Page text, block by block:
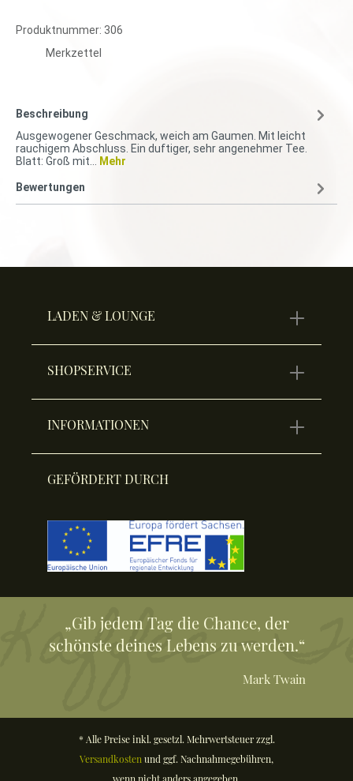
Produktnummer: 306
Merkzettel
Beschreibung
Ausgewogener Geschmack, weich am Gaumen. Mit leicht
rauchigem Abschluss. Ein duftiger, sehr angenehmer Tee.
Blatt: Groß mit…
Mehr
Bewertungen
LADEN & LOUNGE
GEFÖRDERT DURCH
SHOPSERVICE
INFORMATIONEN
„Gib jedem Tag die Chance, der
schönste deines Lebens zu werden.“
Mark Twain
* Alle Preise inkl. gesetzl. Mehrwertsteuer zzgl.
Versandkosten und ggf. Nachnahmegebühren,